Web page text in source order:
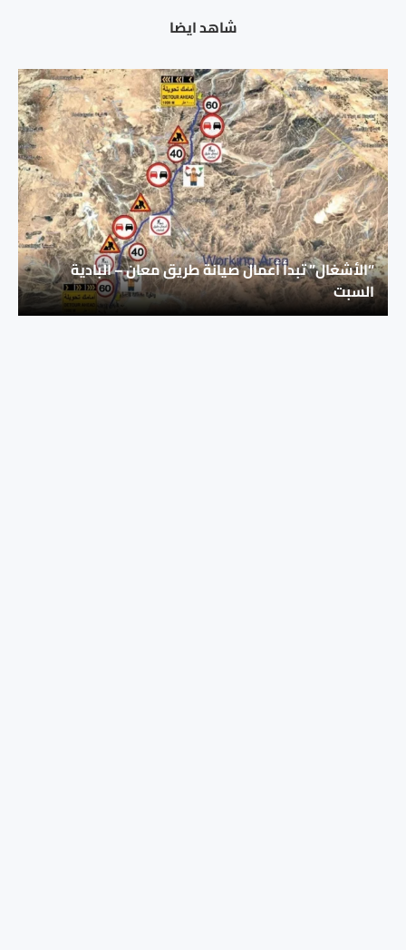
شاهد ايضا
“الأشغال” تبدأ أعمال صيانة طريق معان – البادية
السبت